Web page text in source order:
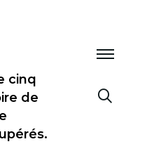
cinq
de